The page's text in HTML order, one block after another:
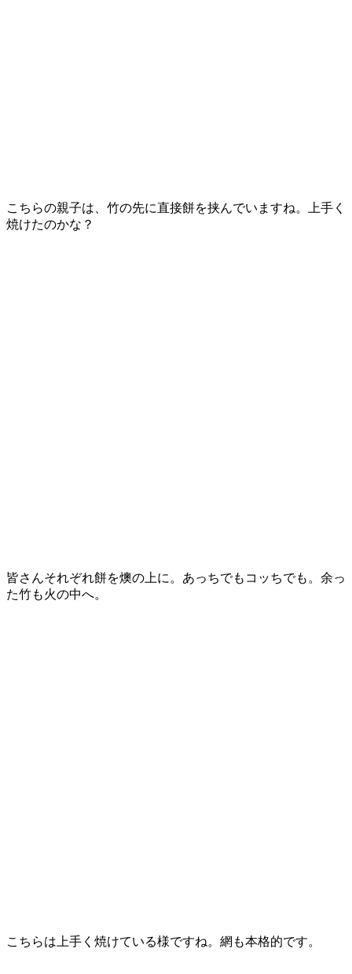
こちらの親子は、竹の先に直接餅を挟んでいますね。上手く
焼けたのかな？
皆さんそれぞれ餅を燠の上に。あっちでもコッちでも。余っ
た竹も火の中へ。
こちらは上手く焼けている様ですね。網も本格的です。